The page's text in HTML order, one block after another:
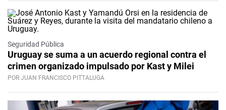
Seguridad Pública
Uruguay se suma a un acuerdo regional contra el
crimen organizado impulsado por Kast y Milei
POR JUAN FRANCISCO PITTALUGA